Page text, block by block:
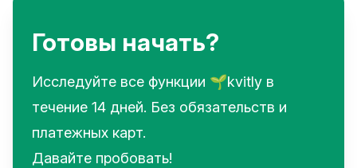
Готовы начать?
Исследуйте все функции 🌱kvitly в
течение 14 дней. Без обязательств и
платежных карт.
Давайте пробовать!